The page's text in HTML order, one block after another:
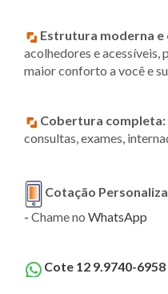
Estrutura moderna
acolhedores e acessíveis,
maior conforto a você e
Cobertura completa:
consultas, exames,
Cotação
- Chame no WhatsApp
Cote 12 9.9740-6958